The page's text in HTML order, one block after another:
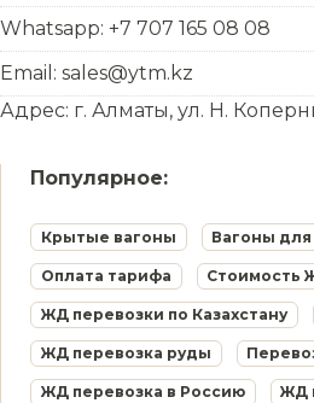
Whatsapp: +7 707 165 08 08
Email: sales@ytm.kz
Адрес: г. Алматы, ул. Н.
Популярное:
Крытые вагоны Вагоны для
Оплата тарифа Стоимость
ЖД перевозки по Казахстану
ЖД перевозка руды
ЖД перевозка в Россию ЖД